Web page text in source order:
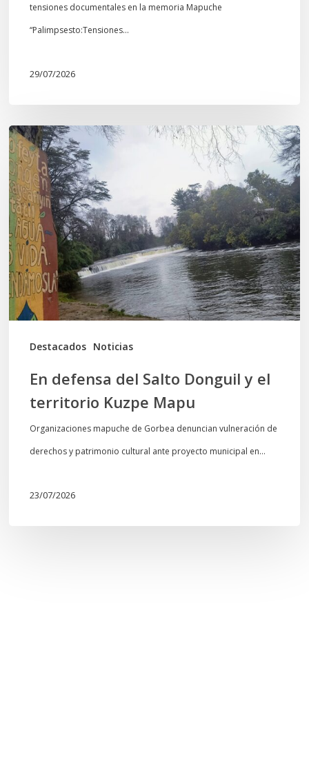
tensiones documentales en la memoria Mapuche
“Palimpsesto:Tensiones…
29/07/2026
Destacados Noticias
En
defensa
del
Salto
Donguil
y
el
territorio
Kuzpe
Mapu
En defensa del Salto Donguil y el
territorio Kuzpe Mapu
Organizaciones mapuche de Gorbea denuncian vulneración de
derechos y patrimonio cultural ante proyecto municipal en…
23/07/2026